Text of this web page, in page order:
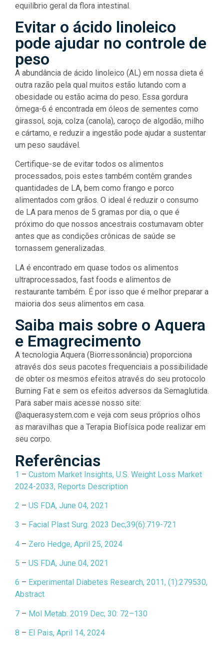
equilíbrio geral da flora intestinal.
Evitar o ácido linoleico
pode ajudar no controle de
peso
A abundância de ácido linoleico (AL) em nossa dieta é
outra razão pela qual muitos estão lutando com a
obesidade ou estão acima do peso. Essa gordura
ômega-6 é encontrada em óleos de sementes como
girassol, soja, colza (canola), caroço de algodão, milho
e cártamo, e reduzir a ingestão pode ajudar a sustentar
um peso saudável.
Certifique-se de evitar todos os alimentos
processados, pois estes também contêm grandes
quantidades de LA, bem como frango e porco
alimentados com grãos. O ideal é reduzir o consumo
de LA para menos de 5 gramas por dia, o que é
próximo do que nossos ancestrais costumavam obter
antes que as condições crônicas de saúde se
tornassem generalizadas.
LA é encontrado em quase todos os alimentos
ultraprocessados, fast foods e alimentos de
restaurante também. É por isso que é melhor preparar a
maioria dos seus alimentos em casa.
Saiba mais sobre o Aquera
e Emagrecimento
A tecnologia Aquera (Biorressonância) proporciona
através dos seus pacotes frequenciais a possibilidade
de obter os mesmos efeitos através do seu protocolo
Burning Fat e sem os efeitos adversos da Semaglutida.
Para saber mais acesse nosso site:
@aquerasystem.com e veja com seus próprios olhos
as maravilhas que a Terapia Biofísica pode realizar em
seu corpo.
Referências
1 – Custom Market Insights, U.S. Weight Loss Market
2024-2033, Reports Description
2 – US FDA, June 04, 2021
3 – Facial Plast Surg. 2023 Dec;39(6):719-721
4 – Zero Hedge, April 25, 2024
5 – US FDA, June 04, 2021
6 – Experimental Diabetes Research, 2011, (1):279530,
Abstract
7 – Mol Metab. 2019 Dec; 30: 72–130
8 – El Pais, April 14, 2024